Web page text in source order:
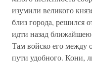
изумили великого
близ города, решился
идти назад ближайшею
Там войско его между
пути удобного. Кони,